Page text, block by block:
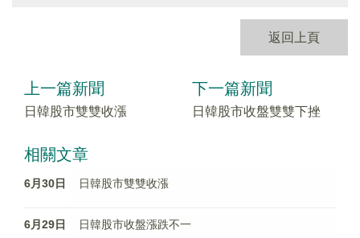
返回上頁
上一篇新聞
日韓股市雙雙收漲
下一篇新聞
日韓股市收盤雙雙下挫
相關文章
6月30日 日韓股市雙雙收漲
6月29日 日韓股市收盤漲跌不一